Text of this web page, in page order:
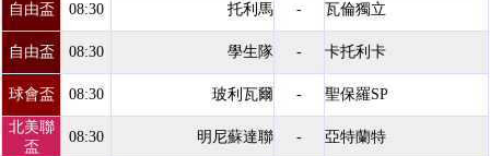
自由盃 08:30 托利馬 - 瓦倫獨立
自由盃 08:30 學生隊 - 卡托利卡
球會盃 08:30 玻利瓦爾 -
聖保羅SP
北美聯
盃
08:30 明尼蘇達聯 -
亞特蘭特